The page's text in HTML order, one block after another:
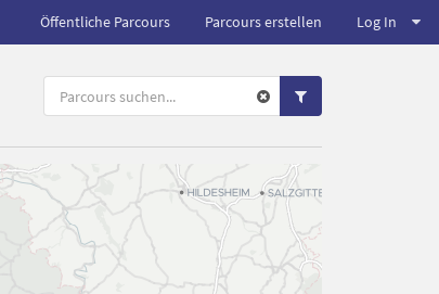
Öffentliche Parcours Parcours erstellen Log In